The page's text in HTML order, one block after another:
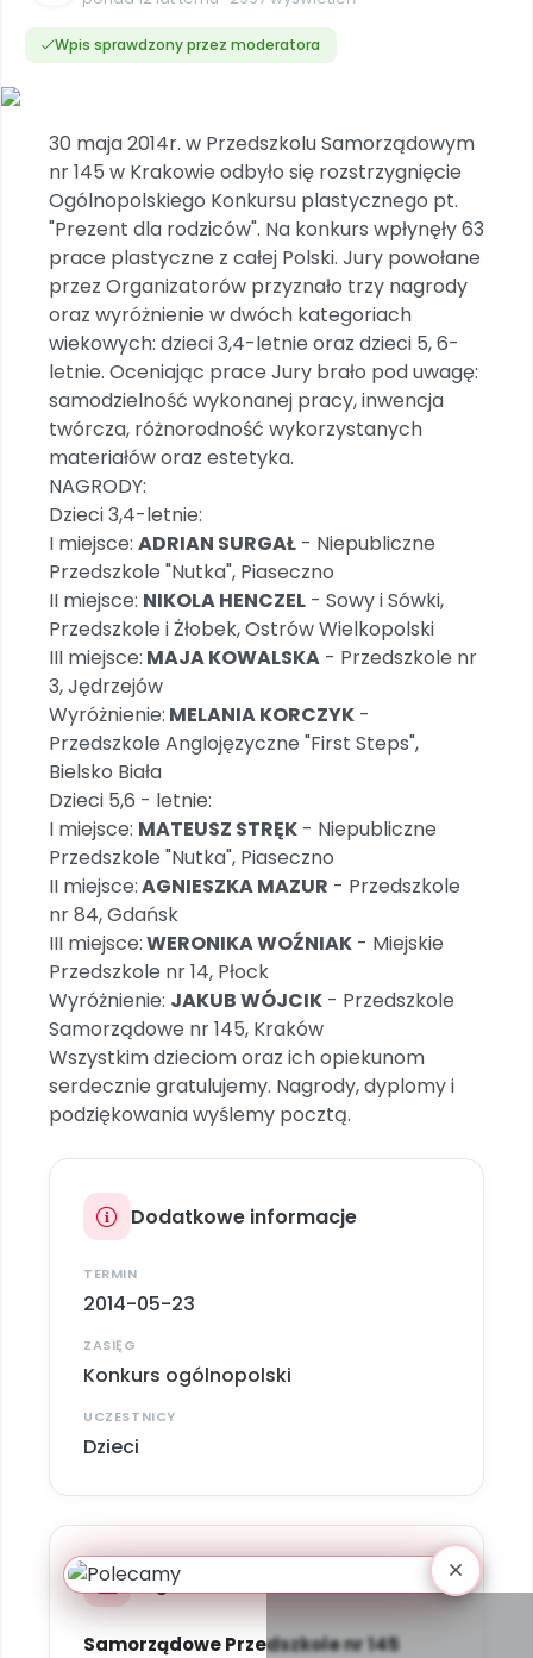
Scenariusze i artykuły
Materiały z miesięcznika
Plany tygodniowe
Praca wychowawcza
Bliżejprzedszkolne zestawy
Zestawy do pobrania
POLECAMY
Wybierz prezent
Przy zamówieniu prenumeraty
Zaplanuj rok przedszkolny
Materiały na nowy rok
Archiwalne numery
Pomoc
Miesięczniki
Aktualne oraz archiwalne numery
Wszystko dla przedszkoli
Zamówienia hurtowe
NA SKRÓTY
Letnia wyprzedaż
Promocje w sklepie
Nowości
Zapowiedzi
Polecamy
Promocje
Konferencje
Spotkania na dużą skalę
Kompleksowe programy szkoleniowe
POLECAMY
Akademia Muzyki i Ruchu
Szkolenia muzyczne
Ebooki
Strona WWW dla przedszkola
Gotowa w mniej niż 10 min • 14 dni bez opłat
Pakiet bliżej MAX
Poznajemy regiony
Literkowo
Nauka liter i głosek
Sprintem do maratonu
Ruch i motywacja
Bliżej Pieska
Pomoc zwierzętom
Książka (dla) Przedszkolaka
Promowanie czytelnictwa
Facebook
Instagram
Zobacz nas na Instagramie
TikTok
Zobacz nas na TikToku
YouTube
Filmy edukacyjne
Wpis sprawdzony przez moderatora
30 maja 2014r. w Przedszkolu Samorządowym
nr 145 w Krakowie odbyło się rozstrzygnięcie
Ogólnopolskiego Konkursu plastycznego pt.
"Prezent dla rodziców". Na konkurs wpłynęły 63
prace plastyczne z całej Polski. Jury powołane
przez Organizatorów przyznało trzy nagrody
oraz wyróżnienie w dwóch kategoriach
wiekowych: dzieci 3,4-letnie oraz dzieci 5, 6-
letnie. Oceniając prace Jury brało pod uwagę:
samodzielność wykonanej pracy, inwencja
twórcza, różnorodność wykorzystanych
materiałów oraz estetyka.
NAGRODY:
Dzieci 3,4-letnie:
I miejsce: ADRIAN SURGAŁ - Niepubliczne
Przedszkole "Nutka", Piaseczno
II miejsce: NIKOLA HENCZEL - Sowy i Sówki,
Przedszkole i Żłobek, Ostrów Wielkopolski
III miejsce: MAJA KOWALSKA - Przedszkole nr
3, Jędrzejów
Wyróżnienie: MELANIA KORCZYK -
Przedszkole Anglojęzyczne "First Steps",
Bielsko Biała
Dzieci 5,6 - letnie:
I miejsce: MATEUSZ STRĘK - Niepubliczne
Przedszkole "Nutka", Piaseczno
II miejsce:AGNIESZKA MAZUR - Przedszkole
nr 84, Gdańsk
III miejsce:WERONIKA WOŹNIAK - Miejskie
Przedszkole nr 14, Płock
Wyróżnienie: JAKUB WÓJCIK - Przedszkole
Samorządowe nr 145, Kraków
Wszystkim dzieciom oraz ich opiekunom
serdecznie gratulujemy. Nagrody, dyplomy i
podziękowania wyślemy pocztą.
Dodatkowe informacje
TERMIN
2014-05-23
ZASIĘG
Konkurs ogólnopolski
UCZESTNICY
Dzieci
Organizator
Samorządowe Przedszkole nr 145